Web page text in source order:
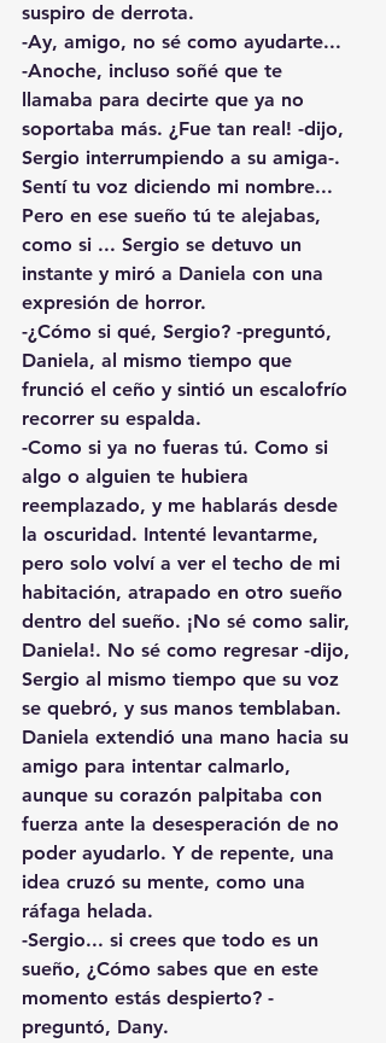
suspiro de derrota.
-Ay, amigo, no sé como ayudarte...
-Anoche, incluso soñé que te
llamaba para decirte que ya no
soportaba más. ¿Fue tan real! -dijo,
Sergio interrumpiendo a su amiga-.
Sentí tu voz diciendo mi nombre...
Pero en ese sueño tú te alejabas,
como si ... Sergio se detuvo un
instante y miró a Daniela con una
expresión de horror.
-¿Cómo si qué, Sergio? -preguntó,
Daniela, al mismo tiempo que
frunció el ceño y sintió un escalofrío
recorrer su espalda.
-Como si ya no fueras tú. Como si
algo o alguien te hubiera
reemplazado, y me hablarás desde
la oscuridad. Intenté levantarme,
pero solo volví a ver el techo de mi
habitación, atrapado en otro sueño
dentro del sueño. ¡No sé como salir,
Daniela!. No sé como regresar -dijo,
Sergio al mismo tiempo que su voz
se quebró, y sus manos temblaban.
Daniela extendió una mano hacia su
amigo para intentar calmarlo,
aunque su corazón palpitaba con
fuerza ante la desesperación de no
poder ayudarlo. Y de repente, una
idea cruzó su mente, como una
ráfaga helada.
-Sergio... si crees que todo es un
sueño, ¿Cómo sabes que en este
momento estás despierto? -
preguntó, Dany.